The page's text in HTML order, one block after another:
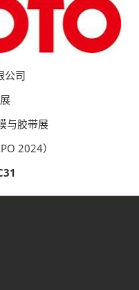
公司
与胶带展
2024）